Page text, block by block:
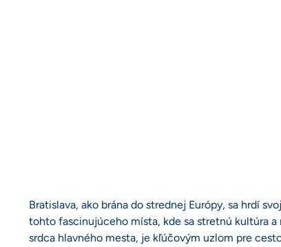
Bratislava, ako brána do strednej Európy, sa hrdí
tohto fascinujúceho místa, kde sa stretnú kultúra
srdca hlavného mesta, je kľúčovým uzlom pre